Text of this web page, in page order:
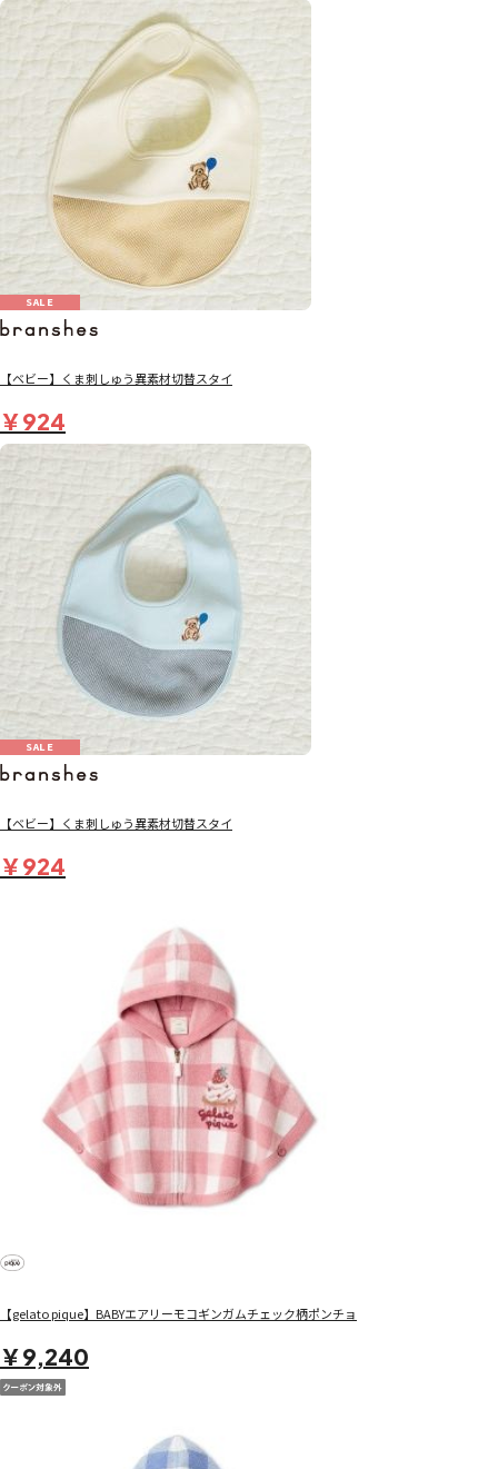
SALE
【ベビー】くま刺しゅう異素材切替スタイ
￥924
SALE
【ベビー】くま刺しゅう異素材切替スタイ
￥924
【gelato pique】BABYエアリーモコギンガムチェック柄ポンチョ
￥9,240